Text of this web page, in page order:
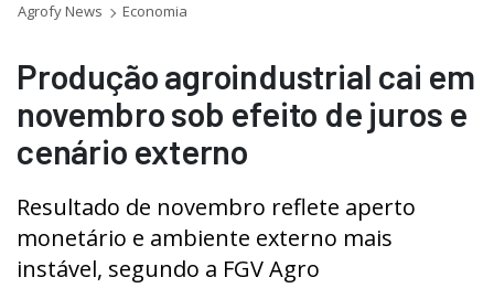
Agrofy News Economia
Produção agroindustrial cai em
novembro sob efeito de juros e
cenário externo
Resultado de novembro reflete aperto
monetário e ambiente externo mais
instável, segundo a FGV Agro